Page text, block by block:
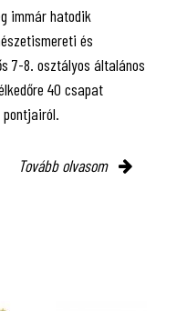
immár hatodik
és
7-8. osztályos általános
40 csapat
Tovább olvasom